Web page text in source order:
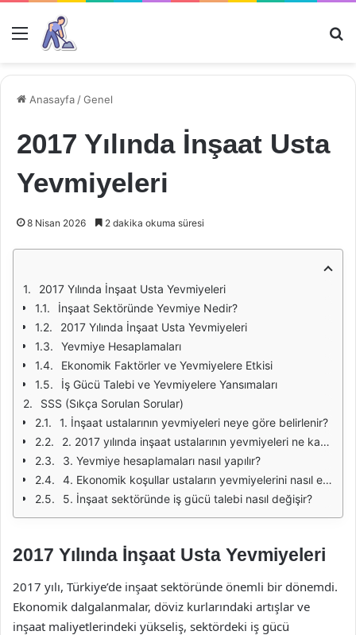
Menü
Anasayfa /Genel
2017 Yılında İnşaat Usta
Yevmiyeleri
8 Nisan 2026 2 dakika okuma süresi
2017 Yılında İnşaat Usta Yevmiyeleri
İnşaat Sektöründe Yevmiye Nedir?
2017 Yılında İnşaat Usta Yevmiyeleri
Yevmiye Hesaplamaları
Ekonomik Faktörler ve Yevmiyelere Etkisi
İş Gücü Talebi ve Yevmiyelere Yansımaları
SSS (Sıkça Sorulan Sorular)
1. İnşaat ustalarının yevmiyeleri neye göre belirlenir?
2. 2017 yılında inşaat ustalarının yevmiyeleri ne kadardı?
3. Yevmiye hesaplamaları nasıl yapılır?
4. Ekonomik koşullar ustaların yevmiyelerini nasıl etkiler?
5. İnşaat sektöründe iş gücü talebi nasıl değişir?
2017 Yılında İnşaat Usta Yevmiyeleri
2017 yılı, Türkiye’de inşaat sektöründe önemli bir dönemdi.
Ekonomik dalgalanmalar, döviz kurlarındaki artışlar ve
inşaat maliyetlerindeki yükseliş, sektördeki iş gücü